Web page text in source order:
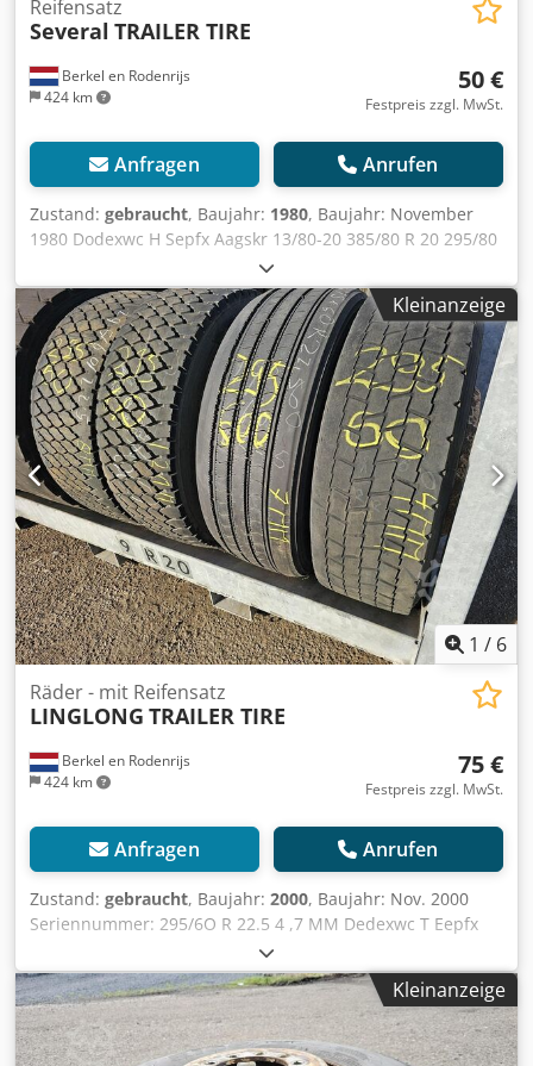
Berkel en Rodenrijs
424 km
Reifensatz
Several TRAILER TIRE
50 €
Festpreis zzgl. MwSt.
Anfragen Anrufen
Zustand: gebraucht, Baujahr: 1980, Baujahr: November
1980 Dodexwc H Sepfx Aagskr 13/80-20 385/80 R 20 295/80
Kleinanzeige
1 / 6
Berkel en Rodenrijs
424 km
Räder - mit Reifensatz
LINGLONG TRAILER TIRE
75 €
Festpreis zzgl. MwSt.
Anfragen Anrufen
Zustand: gebraucht, Baujahr: 2000, Baujahr: Nov. 2000
Seriennummer: 295/6O R 22.5 4 ,7 MM Dedexwc T Eepfx
Aagjkr Reifen 295/60 R 22.5 4 mm PLUS Reifen 215/60 R
22.5 8/12 mm PLUS 900 x 20 alte Felge.
Kleinanzeige